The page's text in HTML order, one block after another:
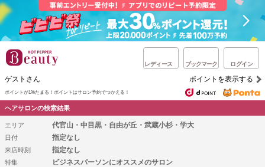
レディース ブックマーク ログイン
ゲストさん ポイントを表示する
ポイントが1%たまる！ ポイントはサロン予約でつかえる！
ヘアサロンの検索結果
エリア 代官山・中目黒・自由が丘・武蔵小杉・学大
日付 指定なし
来店時刻 指定なし
特集 ビジネスパーソンにオススメのサロン